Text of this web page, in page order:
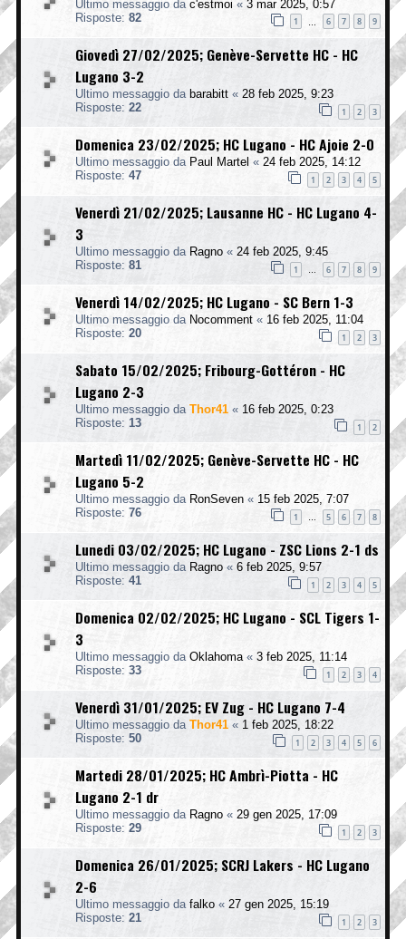
Ultimo messaggio da c'estmoi « 3 mar 2025, 0:57
Risposte: 82 1 6 7 8 9
Giovedì 27/02/2025; Genève-Servette HC - HC
Lugano 3-2
Ultimo messaggio da barabitt « 28 feb 2025, 9:23
Risposte: 22 1 2 3
Domenica 23/02/2025; HC Lugano - HC Ajoie 2-0
Ultimo messaggio da Paul Martel « 24 feb 2025, 14:12
Risposte: 47 1 2 3 4 5
Venerdì 21/02/2025; Lausanne HC - HC Lugano 4-
3
Ultimo messaggio da Ragno « 24 feb 2025, 9:45
Risposte: 81 1 … 6 7 8 9
Venerdì 14/02/2025; HC Lugano - SC Bern 1-3
Ultimo messaggio da Nocomment « 16 feb 2025, 11:04
Risposte: 20 1 2 3
Sabato 15/02/2025; Fribourg-Gottéron - HC
Lugano 2-3
Ultimo messaggio da Thor41 « 16 feb 2025, 0:23
Risposte: 13 1 2
Martedì 11/02/2025; Genève-Servette HC - HC
Lugano 5-2
Ultimo messaggio da RonSeven « 15 feb 2025, 7:07
Risposte: 76 1 … 5 6 7 8
Lunedi 03/02/2025; HC Lugano - ZSC Lions 2-1 ds
Ultimo messaggio da Ragno « 6 feb 2025, 9:57
Risposte: 41 1 2 3 4 5
Domenica 02/02/2025; HC Lugano - SCL Tigers 1-
3
Ultimo messaggio da Oklahoma« 3 feb 2025, 11:14
Risposte: 33 1 2 3 4
Venerdì 31/01/2025; EV Zug - HC Lugano 7-4
Ultimo messaggio da Thor41 « 1 feb 2025, 18:22
Risposte: 50 1 2 3 4 5 6
Martedi 28/01/2025; HC Ambrì-Piotta - HC
Lugano 2-1 dr
Ultimo messaggio da Ragno « 29 gen 2025, 17:09
Risposte: 29 1 2 3
Domenica 26/01/2025; SCRJ Lakers - HC Lugano
2-6
Ultimo messaggio da falko « 27 gen 2025, 15:19
Risposte: 21 1 2 3